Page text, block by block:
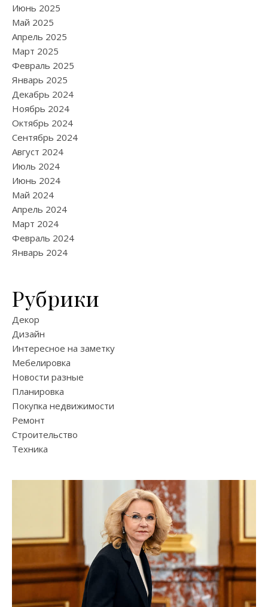
Июнь 2025
Май 2025
Апрель 2025
Март 2025
Февраль 2025
Январь 2025
Декабрь 2024
Ноябрь 2024
Октябрь 2024
Сентябрь 2024
Август 2024
Июль 2024
Июнь 2024
Май 2024
Апрель 2024
Март 2024
Февраль 2024
Январь 2024
Рубрики
Декор
Дизайн
Интересное на заметку
Мебелировка
Новости разные
Планировка
Покупка недвижимости
Ремонт
Строительство
Техника